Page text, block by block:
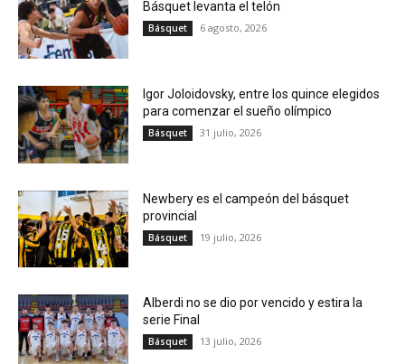
Básquet levanta el telón
Básquet 6 agosto, 2026
Igor Joloidovsky, entre los quince elegidos
para comenzar el sueño olímpico
Básquet 31 julio, 2026
Newbery es el campeón del básquet
provincial
Básquet 19 julio, 2026
Alberdi no se dio por vencido y estira la
serie Final
Básquet 13 julio, 2026